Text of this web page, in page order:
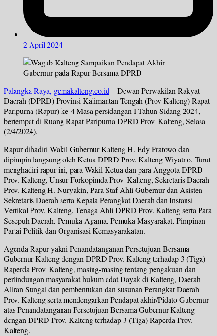
2 April 2024
Palangka Raya, gemakalteng.co.id–Dewan Perwakilan Rakyat
Daerah (DPRD) Provinsi Kalimantan Tengah (Prov Kalteng) Rapat
Paripurna (Rapur) ke-4 Masa persidangan I Tahun Sidang 2024,
bertempat di Ruang Rapat Paripurna DPRD Prov. Kalteng, Selasa
(2/4/2024).
Rapur dihadiri Wakil Gubernur Kalteng H. Edy Pratowo dan
dipimpin langsung oleh Ketua DPRD Prov. Kalteng Wiyatno. Turut
menghadiri rapur ini, para Wakil Ketua dan para Anggota DPRD
Prov. Kalteng, Unsur Forkopimda Prov. Kalteng, Sekretaris Daerah
Prov. Kalteng H. Nuryakin, Para Staf Ahli Gubernur dan Asisten
Sekretaris Daerah serta Kepala Perangkat Daerah dan Instansi
Vertikal Prov. Kalteng, Tenaga Ahli DPRD Prov. Kalteng serta Para
Sesepuh Daerah, Pemuka Agama, Pemuka Masyarakat, Pimpinan
Partai Politik dan Organisasi Kemasyarakatan.
Agenda Rapur yakni Penandatanganan Persetujuan Bersama
Gubernur Kalteng dengan DPRD Prov. Kalteng terhadap 3 (Tiga)
Raperda Prov. Kalteng, masing-masing tentang pengakuan dan
perlindungan masyarakat hukum adat Dayak di Kalteng, Daerah
Aliran Sungai dan pembentukan dan susunan Perangkat Daerah
Prov. Kalteng serta mendengarkan Pendapat akhir/Pidato Gubernur
atas Penandatanganan Persetujuan Bersama Gubernur Kalteng
dengan DPRD Prov. Kalteng terhadap 3 (Tiga) Raperda Prov.
Kalteng.